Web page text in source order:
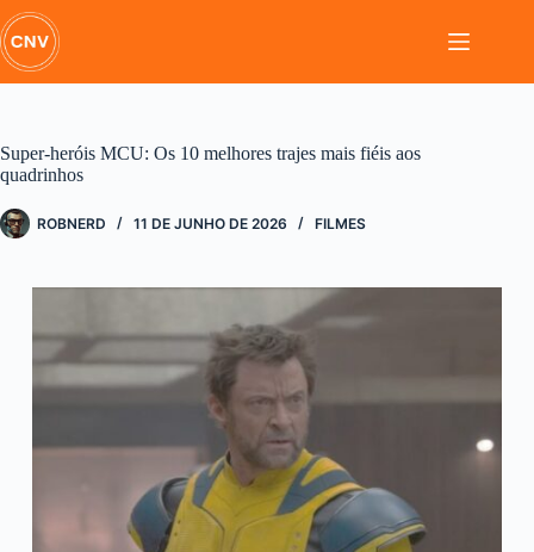
Pular
para
o
conteúdo
Super-heróis MCU: Os 10 melhores trajes mais fiéis aos
quadrinhos
ROBNERD 11 DE JUNHO DE 2026 FILMES